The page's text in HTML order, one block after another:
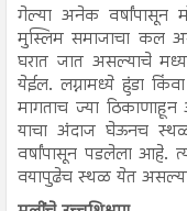
गेल्या अनेक वर्षांपासून
मुस्लिम समाजाचा कल
घरात जात असल्याचे
येईल. लग्नामध्ये हुंडा
मागताच ज्या
याचा अंदाज घेऊनच स्थळ
वर्षांपासून पडलेला आहे.
वयापुढेच स्थळ येत